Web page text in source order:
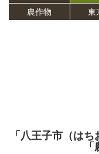
農作物
東
「八王子市（はち